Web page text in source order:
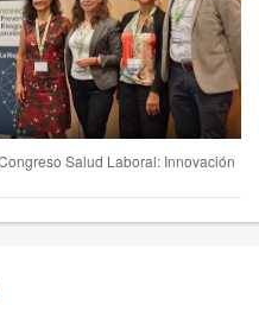
Salud Laboral: Innovación